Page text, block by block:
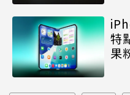
特
果